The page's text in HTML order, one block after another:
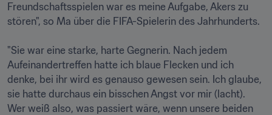
Freundschaftsspielen war es meine Aufgabe, Akers zu
stören", so Ma über die FIFA-Spielerin des Jahrhunderts.
"Sie war eine starke, harte Gegnerin. Nach jedem
Aufeinandertreffen hatte ich blaue Flecken und ich
denke, bei ihr wird es genauso gewesen sein. Ich glaube,
sie hatte durchaus ein bisschen Angst vor mir (lacht).
Wer weiß also, was passiert wäre, wenn unsere beiden